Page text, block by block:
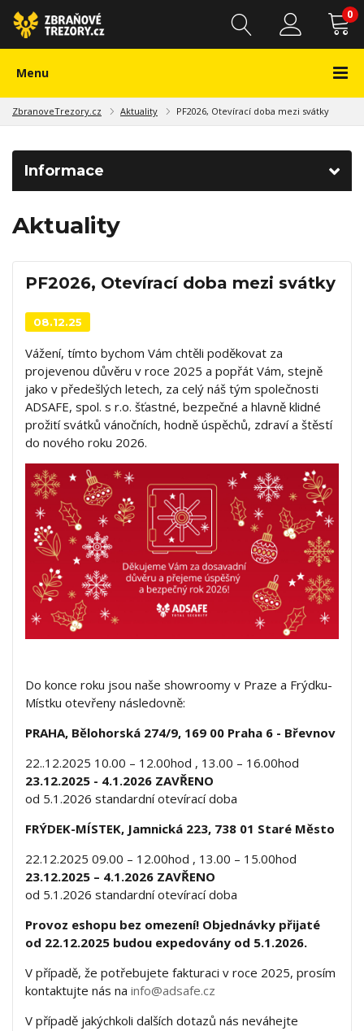
0
Menu
ZbranoveTrezory.cz Aktuality PF2026, Otevírací doba mezi svátky
Informace
Aktuality
PF2026, Otevírací doba mezi svátky
08.12.25
Vážení, tímto bychom Vám chtěli poděkovat za
projevenou důvěru v roce 2025 a popřát Vám, stejně
jako v předešlých letech, za celý náš tým společnosti
ADSAFE, spol. s r.o. šťastné, bezpečné a hlavně klidné
prožití svátků vánočních, hodně úspěchů, zdraví a štěstí
do nového roku 2026.
Do konce roku jsou naše showroomy v Praze a Frýdku-
Místku otevřeny následovně:
PRAHA, Bělohorská 274/9, 169 00 Praha 6 - Břevnov
22..12.2025 10.00 – 12.00hod , 13.00 – 16.00hod
23.12.2025 - 4.1.2026 ZAVŘENO
od 5.1.2026 standardní otevírací doba
FRÝDEK-MÍSTEK, Jamnická 223, 738 01 Staré Město
22.12.2025 09.00 – 12.00hod , 13.00 – 15.00hod
23.12.2025 – 4.1.2026 ZAVŘENO
od 5.1.2026 standardní otevírací doba
Provoz eshopu bez omezení! Objednávky přijaté
od 22.12.2025 budou expedovány od 5.1.2026.
V případě, že potřebujete fakturaci v roce 2025, prosím
kontaktujte nás na info@adsafe.cz
V případě jakýchkoli dalších dotazů nás neváhejte